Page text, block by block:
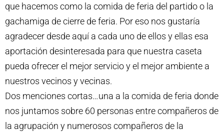
que hacemos como la comida de feria del partido o la
gachamiga de cierre de feria. Por eso nos gustaría
agradecer desde aquí a cada uno de ellos y ellas esa
aportación desinteresada para que nuestra caseta
pueda ofrecer el mejor servicio y el mejor ambiente a
nuestros vecinos y vecinas.
Dos menciones cortas…una a la comida de feria donde
nos juntamos sobre 60 personas entre compañeros de
la agrupación y numerosos compañeros de la